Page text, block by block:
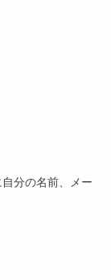
分の名前、メー